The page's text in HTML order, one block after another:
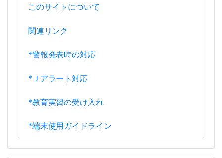
このサイトについて
関連リンク
*警報発表時の対応
*Ｊアラート対応
*教育実習の受け入れ
*端末使用ガイドライン